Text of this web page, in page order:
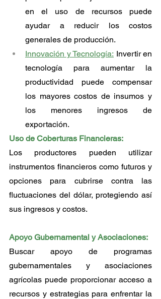
en el uso de recursos puede
ayudar a reducir los costos
generales de producción.
Innovación y Tecnología: Invertir en
tecnología para aumentar la
productividad puede compensar
los mayores costos de insumos y
los menores ingresos de
exportación.
Uso de Coberturas Financieras:
Los productores pueden utilizar
instrumentos financieros como futuros y
opciones para cubrirse contra las
fluctuaciones del dólar, protegiendo así
sus ingresos y costos.
Apoyo Gubernamental y Asociaciones:
Buscar apoyo de programas
gubernamentales y asociaciones
agrícolas puede proporcionar acceso a
recursos y estrategias para enfrentar la